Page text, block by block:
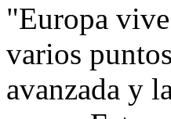
"Europa
varios
avanzada y